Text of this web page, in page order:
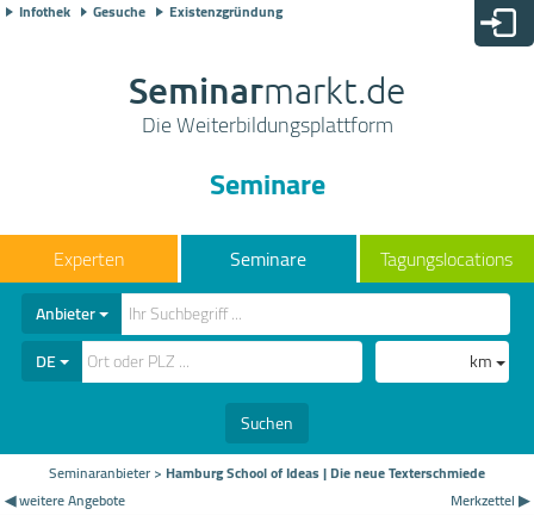
Infothek Gesuche Existenzgründung
Seminarmarkt.de
Die Weiterbildungsplattform
Seminare
Seminare Tagungslocations
Anbieter
DE
km
Suchen
Seminaranbieter> Hamburg School of Ideas | Die neue Texterschmiede
◀ weitere Angebote
Merkzettel ▶